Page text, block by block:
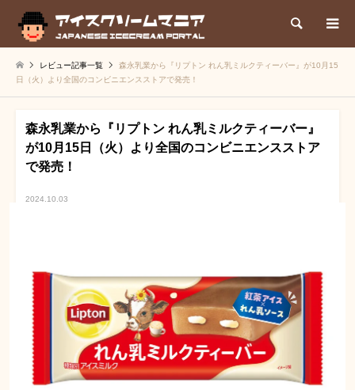
検索
レビュー記事一覧
森永乳業から『リプトン れん乳ミルクティーバー』が10月15
日（火）より全国のコンビニエンスストアで発売！
森永乳業から『リプトン れん乳ミルクティーバー』
が10月15日（火）より全国のコンビニエンスストア
で発売！
2024.10.03